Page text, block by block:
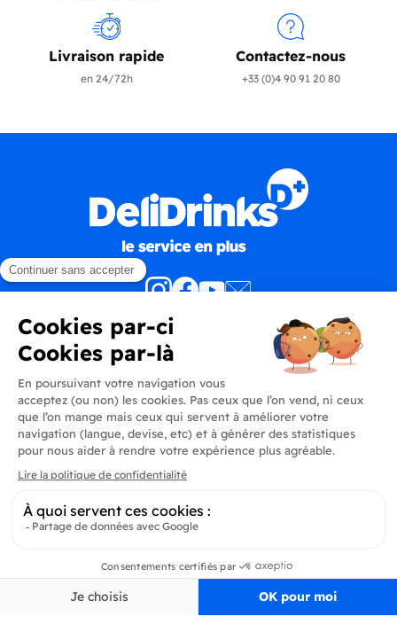
Livraison rapide
en 24/72h
Contactez-nous
+33 (0)4 90 91 20 80
Produits
En savoir plus
Informations
Inscrivez-vous et soyez au courant de toutes les dernières nouveautés de